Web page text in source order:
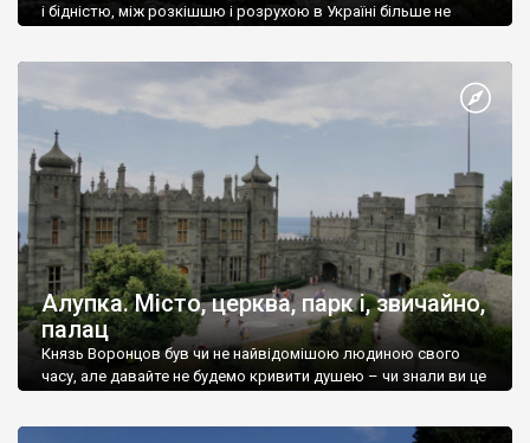
і бідністю, між розкішшю і розрухою в Україні більше не
Алупка. Місто, церква, парк і, звичайно,
палац
Князь Воронцов був чи не найвідомішою людиною свого
часу, але давайте не будемо кривити душею – чи знали ви це